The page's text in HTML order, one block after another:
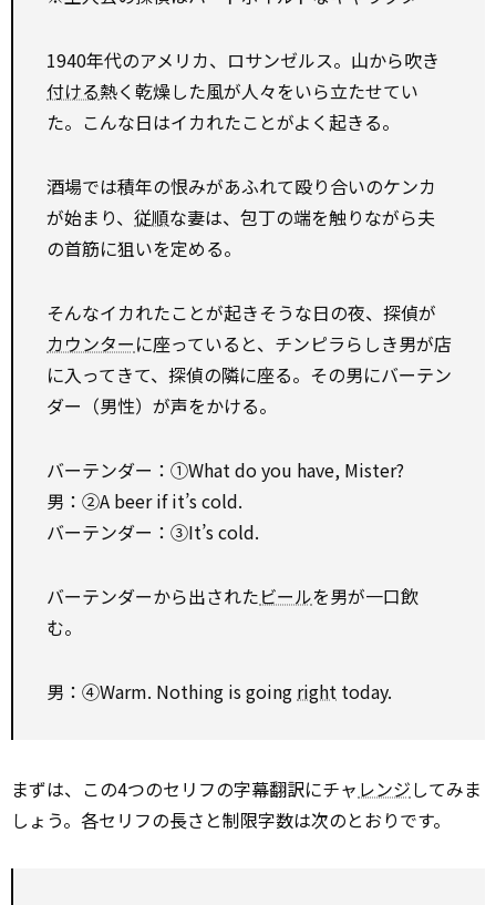
1940年代のアメリカ、ロサンゼルス。山から吹き
付ける熱く乾燥した風が人々をいら立たせてい
た。こんな日はイカれたことがよく起きる。
酒場では積年の恨みがあふれて殴り合いのケンカ
が始まり、 従順な妻は、包丁の端を触りながら夫
の首筋に狙いを定める。
そんなイカれたことが起きそうな日の夜、探偵が
カウンターに座っていると、チンピラらしき男が店
に入ってきて、探偵の隣に座る。その男にバーテン
ダー（男性）が声をかける。
バーテンダー：①What do you have, Mister?
男：②A beer if it’s cold.
バーテンダー：③It’s cold.
バーテンダーから出されたビールを男が一口飲
む。
男：④Warm. Nothing is going right today.
まずは、この4つのセリフの字幕翻訳にチャ レンジしてみま
しょう。各セリフの長さと制限字数は次のとおりです。